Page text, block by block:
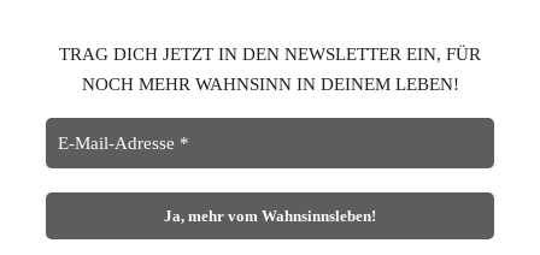
TRAG DICH JETZT IN DEN NEWSLETTER EIN, FÜR
NOCH MEHR WAHNSINN IN DEINEM LEBEN!